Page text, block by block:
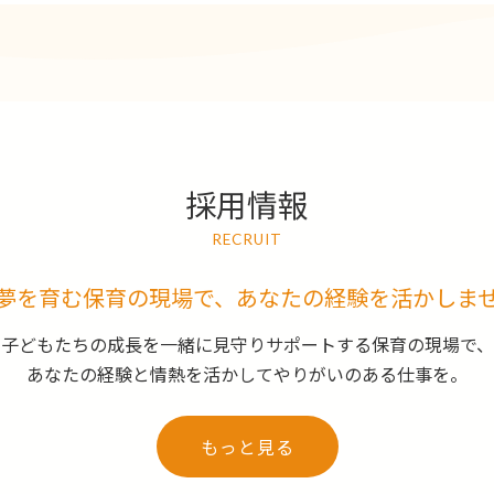
採用情報
RECRUIT
を育む保育の現場で、 あなたの経験を活かしま
子どもたちの成長を一緒に見守りサポートする保育の現場で、
あなたの経験と情熱を活かしてやりがいのある仕事を。
もっと見る